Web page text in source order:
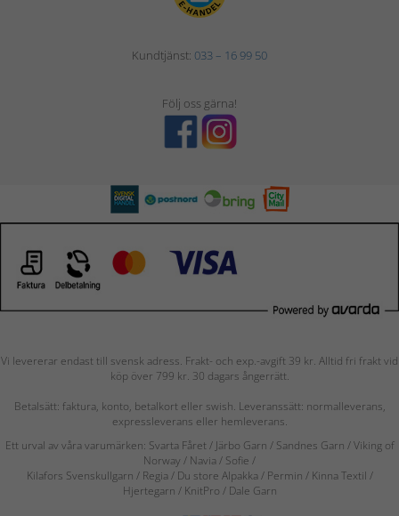
Kundtjänst: 033 – 16 99 50
Följ oss gärna!
Vi levererar endast till svensk adress. Frakt- och exp.-avgift 39 kr. Alltid fri frakt vid
köp över 799 kr. 30 dagars ångerrätt.
Betalsätt: faktura, konto, betalkort eller swish. Leveranssätt: normalleverans,
expressleverans eller hemleverans.
Ett urval av våra varumärken: Svarta Fåret / Järbo Garn / Sandnes Garn / Viking of
Norway / Navia/ Sofie /
Kilafors Svenskullgarn / Regia / Du store Alpakka / Permin / Kinna Textil /
Hjertegarn / KnitPro / Dale Garn